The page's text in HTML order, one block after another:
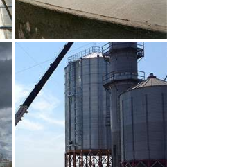
CLIQUEZ POUR AGRANDIR